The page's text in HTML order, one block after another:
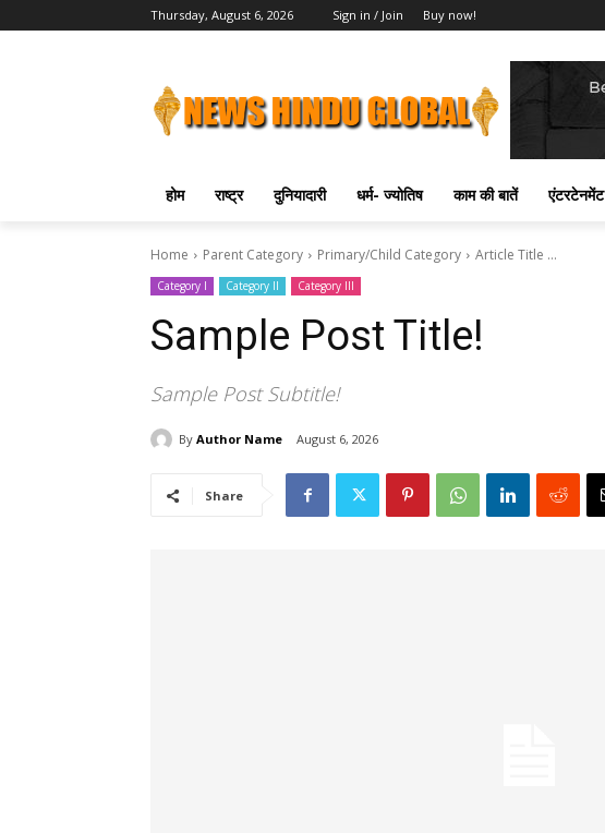
Thursday, August 6, 2026 Sign in / Join Buy now!
होम राष्ट्र दुनियादारी धर्म- ज्योतिष काम की बातें एंटरटेनमेंट
Home Parent Category Primary/Child Category Article Title ...
Category I Category II Category III
Sample Post Title!
Sample Post Subtitle!
By Author Name August 6, 2026
Share